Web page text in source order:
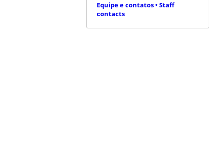
Equipe e contatos • Staff
contacts